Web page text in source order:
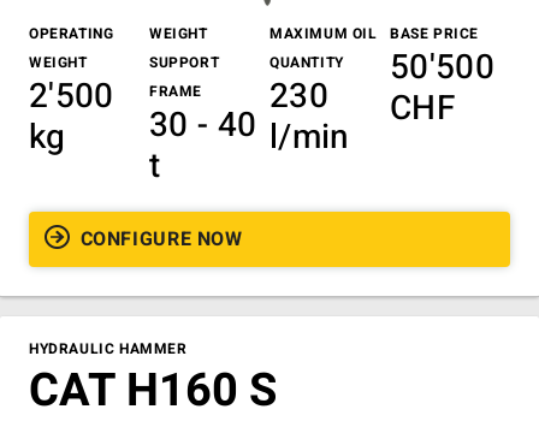
OPERATING
WEIGHT
2'500
kg
WEIGHT
SUPPORT
FRAME
30 - 40
t
MAXIMUM OIL
QUANTITY
230
l/min
BASE PRICE
50'500
CHF
CONFIGURE NOW
HYDRAULIC HAMMER
CAT H160 S